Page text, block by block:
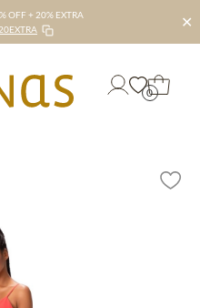
OFF + 20% EXTRA
20EXTRA ✕
0